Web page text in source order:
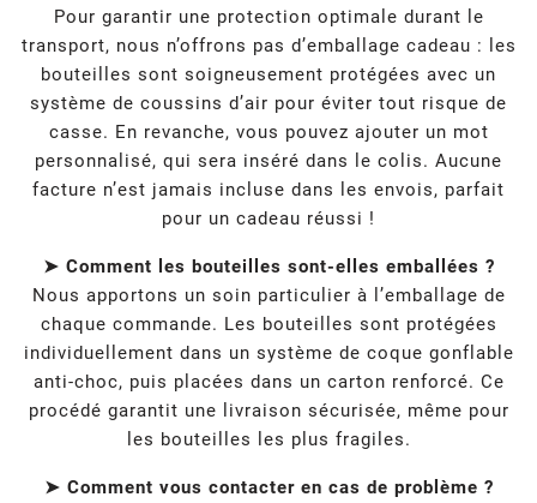
Pour garantir une protection optimale durant le
transport, nous n’offrons pas d’emballage cadeau : les
bouteilles sont soigneusement protégées avec un
système de coussins d’air pour éviter tout risque de
casse. En revanche, vous pouvez ajouter un mot
personnalisé, qui sera inséré dans le colis. Aucune
facture n’est jamais incluse dans les envois, parfait
pour un cadeau réussi !
➤ Comment les bouteilles sont-elles emballées ?
Nous apportons un soin particulier à l’emballage de
chaque commande. Les bouteilles sont protégées
individuellement dans un système de coque gonflable
anti-choc, puis placées dans un carton renforcé. Ce
procédé garantit une livraison sécurisée, même pour
les bouteilles les plus fragiles.
➤ Comment vous contacter en cas de problème ?